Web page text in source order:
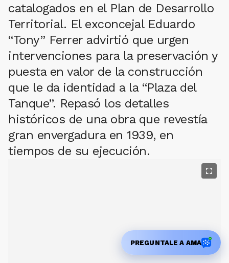
catalogados en el Plan de Desarrollo
Territorial. El exconcejal Eduardo
“Tony” Ferrer advirtió que urgen
intervenciones para la preservación y
puesta en valor de la construcción
que le da identidad a la “Plaza del
Tanque”. Repasó los detalles
históricos de una obra que revestía
gran envergadura en 1939, en
tiempos de su ejecución.
PREGUNTALE A AMA